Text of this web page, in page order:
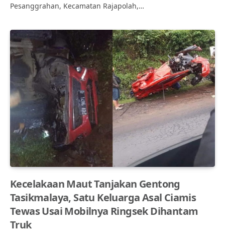
Pesanggrahan, Kecamatan Rajapolah,…
Kecelakaan Maut Tanjakan Gentong
Tasikmalaya, Satu Keluarga Asal Ciamis
Tewas Usai Mobilnya Ringsek Dihantam
Truk